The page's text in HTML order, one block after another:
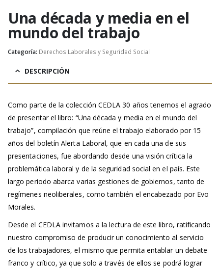
Una década y media en el
mundo del trabajo
Categoría: Derechos Laborales y Seguridad Social
DESCRIPCIÓN
Como parte de la colección CEDLA 30 años tenemos el agrado
de presentar el libro: “Una década y media en el mundo del
trabajo”, compilación que reúne el trabajo elaborado por 15
años del boletín Alerta Laboral, que en cada una de sus
presentaciones, fue abordando desde una visión crítica la
problemática laboral y de la seguridad social en el país. Este
largo periodo abarca varias gestiones de gobiernos, tanto de
regímenes neoliberales, como también el encabezado por Evo
Morales.
Desde el CEDLA invitamos a la lectura de este libro, ratificando
nuestro compromiso de producir un conocimiento al servicio
de los trabajadores, el mismo que permita entablar un debate
franco y crítico, ya que solo a través de ellos se podrá lograr